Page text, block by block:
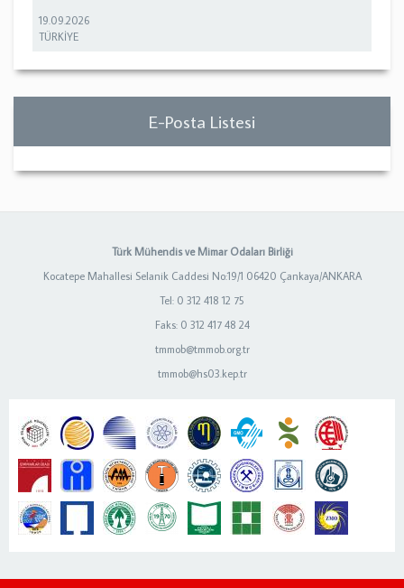
19.09.2026
TÜRKİYE
E-Posta Listesi
Türk Mühendis ve Mimar Odaları Birliği
Kocatepe Mahallesi Selanik Caddesi No:19/1 06420 Çankaya/ANKARA
Tel: 0 312 418 12 75
Faks: 0 312 417 48 24
tmmob@tmmob.org.tr
tmmob@hs03.kep.tr